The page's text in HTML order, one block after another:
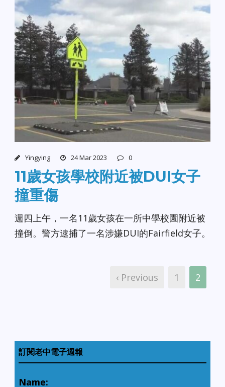
Yingying 24 Mar 2023 0
11歲女孩學校附近被DUI女子
撞重傷
週四上午，一名11歲女孩在一所中學校園附近被
撞倒。警方逮捕了一名涉嫌DUI的Fairfield女子。
‹ Previous 1 2
訂閱老中電子週報
Name: